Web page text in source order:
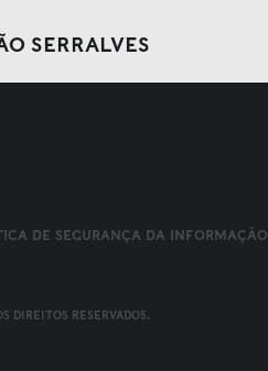
SERRALVES
DE SEGURANÇA DA INFORMAÇÃO
DIREITOS RESERVADOS.